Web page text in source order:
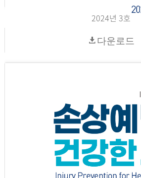
2024년 3호
다운로드